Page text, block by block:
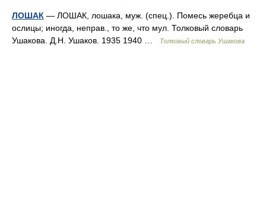
ЛОШАК — ЛОШАК, лошака, муж. (спец.). Помесь жеребца и
ослицы; иногда, неправ., то же, что мул. Толковый словарь
Ушакова. Д.Н. Ушаков. 1935 1940 …
Толковый словарь Ушакова